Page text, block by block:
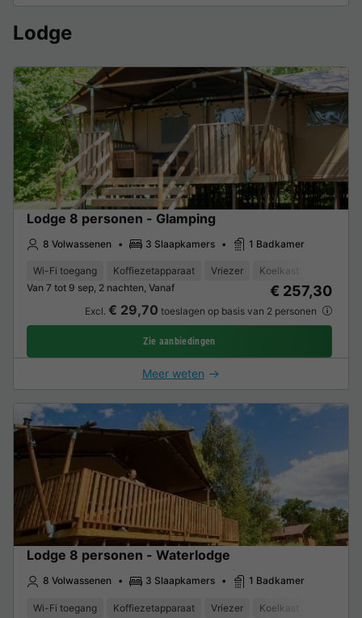
Lodge
Lodge 8 personen - Glamping
8 Volwassenen 3 Slaapkamers 1 Badkamer
Wi-Fi toegang Koffiezetapparaat Vriezer Koelkast
Van 7 tot 9 sep, 2 nachten, Vanaf
€ 257,30
Excl. € 29,70 toeslagen op basis van 2 personen
Zie aanbiedingen
Meer weten
Lodge 8 personen - Waterlodge
8 Volwassenen 3 Slaapkamers 1 Badkamer
Wi-Fi toegang Koffiezetapparaat Vriezer Koelkast